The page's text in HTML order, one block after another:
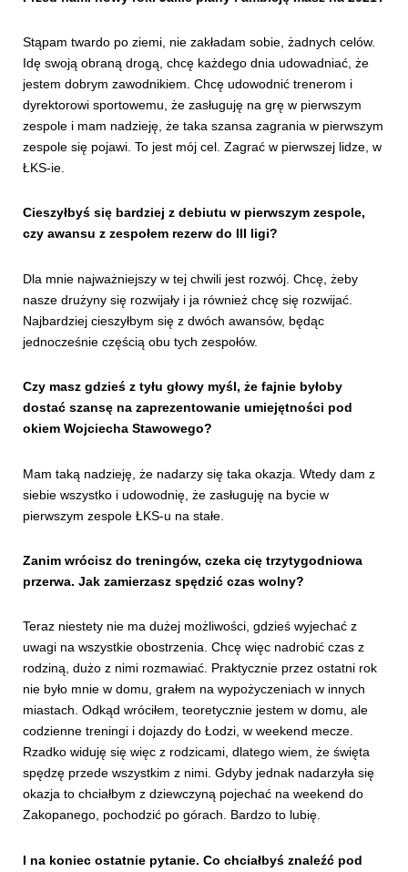
Stąpam twardo po ziemi, nie zakładam sobie, żadnych celów.
Idę swoją obraną drogą, chcę każdego dnia udowadniać, że
jestem dobrym zawodnikiem. Chcę udowodnić trenerom i
dyrektorowi sportowemu, że zasługuję na grę w pierwszym
zespole i mam nadzieję, że taka szansa zagrania w pierwszym
zespole się pojawi. To jest mój cel. Zagrać w pierwszej lidze, w
ŁKS-ie.
Cieszyłbyś się bardziej z debiutu w pierwszym zespole,
czy awansu z zespołem rezerw do III ligi?
Dla mnie najważniejszy w tej chwili jest rozwój. Chcę, żeby
nasze drużyny się rozwijały i ja również chcę się rozwijać.
Najbardziej cieszyłbym się z dwóch awansów, będąc
jednocześnie częścią obu tych zespołów.
Czy masz gdzieś z tyłu głowy myśl, że fajnie byłoby
dostać szansę na zaprezentowanie umiejętności pod
okiem Wojciecha Stawowego?
Mam taką nadzieję, że nadarzy się taka okazja. Wtedy dam z
siebie wszystko i udowodnię, że zasługuję na bycie w
pierwszym zespole ŁKS-u na stałe.
Zanim wrócisz do treningów, czeka cię trzytygodniowa
przerwa. Jak zamierzasz spędzić czas wolny?
Teraz niestety nie ma dużej możliwości, gdzieś wyjechać z
uwagi na wszystkie obostrzenia. Chcę więc nadrobić czas z
rodziną, dużo z nimi rozmawiać. Praktycznie przez ostatni rok
nie było mnie w domu, grałem na wypożyczeniach w innych
miastach. Odkąd wróciłem, teoretycznie jestem w domu, ale
codzienne treningi i dojazdy do Łodzi, w weekend mecze.
Rzadko widuję się więc z rodzicami, dlatego wiem, że święta
spędzę przede wszystkim z nimi. Gdyby jednak nadarzyła się
okazja to chciałbym z dziewczyną pojechać na weekend do
Zakopanego, pochodzić po górach. Bardzo to lubię.
I na koniec ostatnie pytanie. Co chciałbyś znaleźć pod